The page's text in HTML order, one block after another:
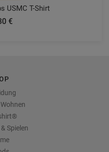
USMC T-Shirt
€
Spielen